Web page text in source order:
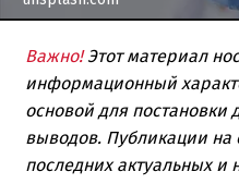
Важно!Этот материал
информационный
основой для постановки
выводов. Публикации на
последних актуальных и